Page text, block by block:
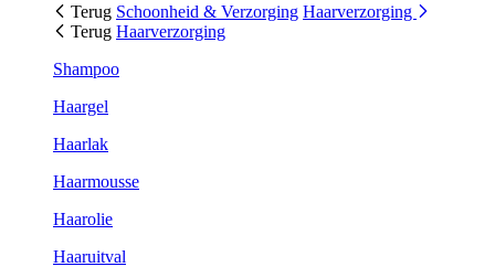
Terug Schoonheid & Verzorging Haarverzorging
Terug Haarverzorging
Shampoo
Haargel
Haarlak
Haarmousse
Haarolie
Haaruitval